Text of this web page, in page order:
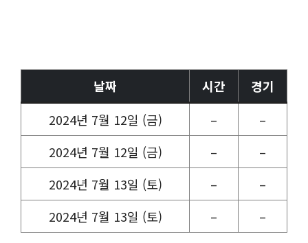
날짜 시간
경기
2024년 7월 12일 (금)
–
–
2024년 7월 12일 (금)
–
–
2024년 7월 13일 (토)
–
–
2024년 7월 13일 (토)
– –